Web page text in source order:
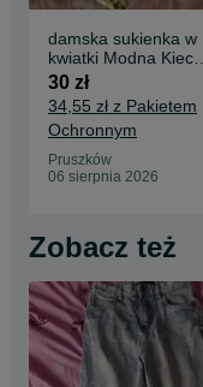
damska sukienka w
kwiatki Modna Kiecka
rozm. S
30 zł
34,55 zł z Pakietem
Ochronnym
Pruszków
06 sierpnia 2026
Zobacz też